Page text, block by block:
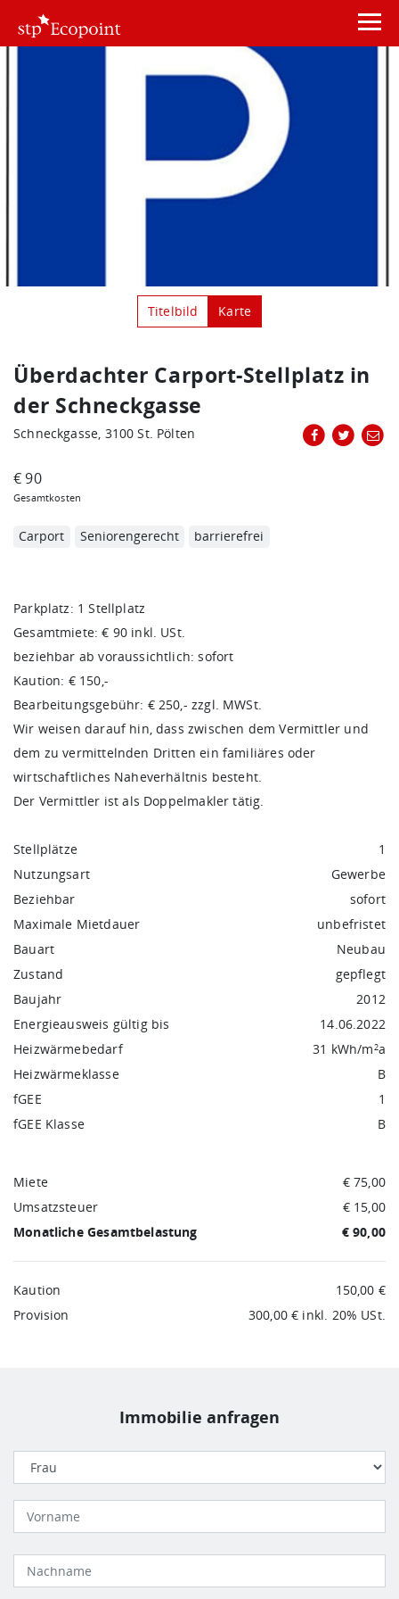
Titelbild Karte
Überdachter Carport-Stellplatz in
der Schneckgasse
Schneckgasse, 3100 St. Pölten
€ 90
Gesamtkosten
Carport Seniorengerecht barrierefrei
Parkplatz: 1 Stellplatz
Gesamtmiete: € 90 inkl. USt.
beziehbar ab voraussichtlich: sofort
Kaution: € 150,-
Bearbeitungsgebühr: € 250,- zzgl. MWSt.
Wir weisen darauf hin, dass zwischen dem Vermittler und
dem zu vermittelnden Dritten ein familiäres oder
wirtschaftliches Naheverhältnis besteht.
Der Vermittler ist als Doppelmakler tätig.
Stellplätze
1
Nutzungsart
Gewerbe
Beziehbar
sofort
Maximale Mietdauer
unbefristet
Bauart
Neubau
Zustand
gepflegt
Baujahr
2012
Energieausweis gültig bis
14.06.2022
Heizwärmebedarf
31 kWh/m2a
Heizwärmeklasse
B
fGEE
1
fGEE Klasse
B
Miete
€ 75,00
Umsatzsteuer
€ 15,00
Monatliche Gesamtbelastung
€ 90,00
Kaution
150,00 €
Provision
300,00 € inkl. 20% USt.
Immobilie anfragen